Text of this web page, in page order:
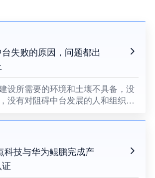
失败的原因，问题都出
设所需要的环境和土壤不具备，没
没有对阻碍中台发展的人和组织提
康地成长。
科技与华为鲲鹏完成产